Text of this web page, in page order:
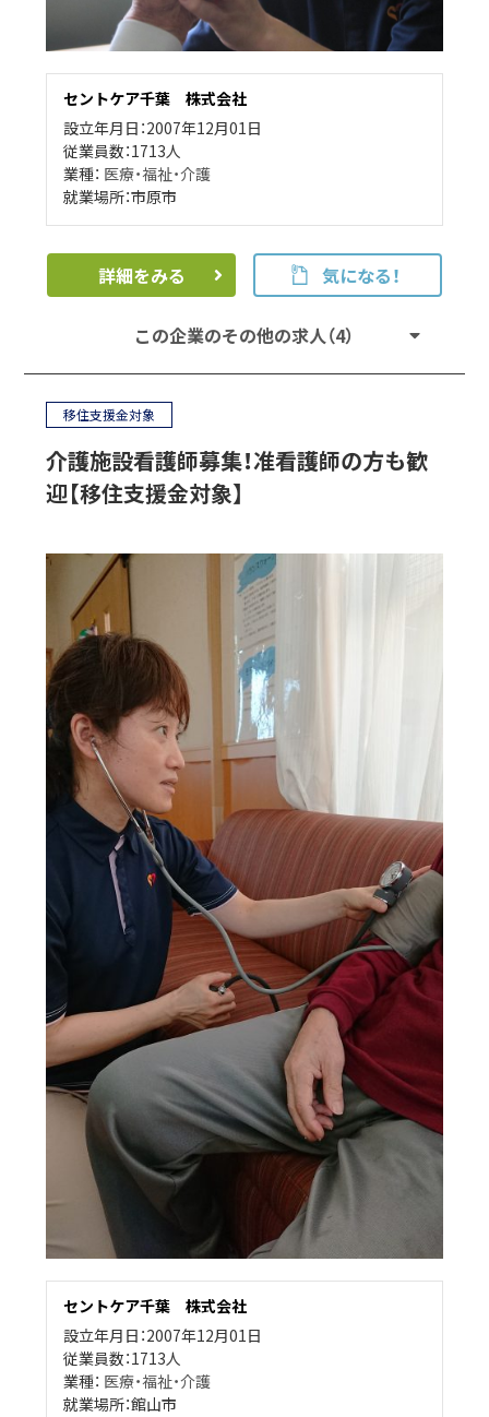
セントケア千葉 株式会社
設立年月日：2007年12月01日
従業員数：1713人
業種： 医療・福祉・介護
就業場所：市原市
詳細をみる 気になる！
この企業のその他の求人（4）
移住支援金対象
介護施設看護師募集！准看護師の方も歓
迎【移住支援金対象】
セントケア千葉 株式会社
設立年月日：2007年12月01日
従業員数：1713人
業種： 医療・福祉・介護
就業場所：館山市